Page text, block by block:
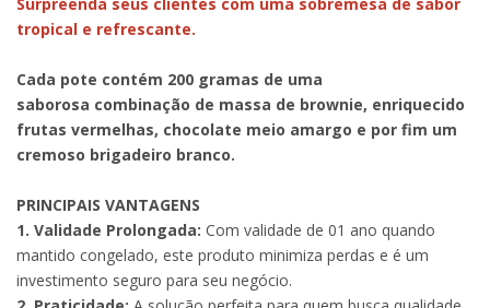
tropical e refrescante.
Cada pote contém 200 gramas de uma
saborosa combinação de massa de brownie, enriquecido
frutas vermelhas, chocolate meio amargo e por fim um
cremoso brigadeiro branco.
PRINCIPAIS VANTAGENS
1. Validade Prolongada: Com validade de 01 ano quando
mantido congelado, este produto minimiza perdas e é um
investimento seguro para seu negócio.